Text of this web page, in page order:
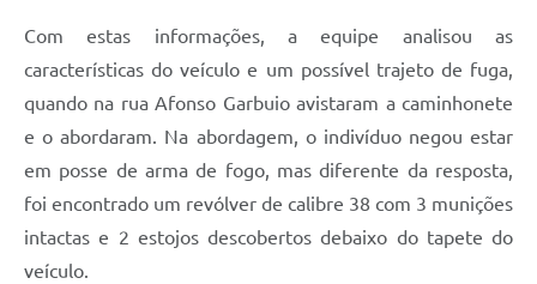
Legislação
Serviços Online
Com estas informações, a equipe analisou as
características do veículo e um possível trajeto de fuga,
quando na rua Afonso Garbuio avistaram a caminhonete
e o abordaram. Na abordagem, o indivíduo negou estar
em posse de arma de fogo, mas diferente da resposta,
foi encontrado um revólver de calibre 38 com 3 munições
intactas e 2 estojos descobertos debaixo do tapete do
veículo.